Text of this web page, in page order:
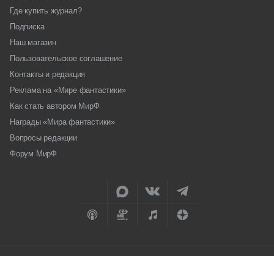
Где купить журнал?
Подписка
Наш магазин
Пользовательское соглашение
Контакты и редакция
Реклама на «Мире фантастики»
Как стать автором МирФ
Награды «Мира фантастики»
Вопросы редакции
Форум МирФ